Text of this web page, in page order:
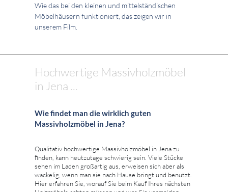
Wie das bei den kleinen und mittelständischen
Möbelhäusern funktioniert, das zeigen wir in
unserem Film.
Hochwertige Massivholzmöbel
in Jena ...
Wie findet man die wirklich guten
Massivholzmöbel in Jena?
Qualitativ hochwertige Massivholzmöbel in Jena zu
finden, kann heutzutage schwierig sein. Viele Stücke
sehen im Laden großartig aus, erweisen sich aber als
wackelig, wenn man sie nach Hause bringt und benutzt.
Hier erfahren Sie, worauf Sie beim Kauf Ihres nächsten